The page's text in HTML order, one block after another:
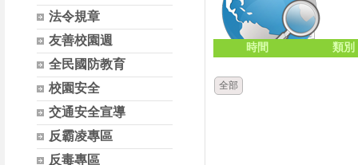
法令規章
友善校園週
全民國防教育
校園安全
交通安全宣導
反霸凌專區
反毒專區
時間 類別
全部